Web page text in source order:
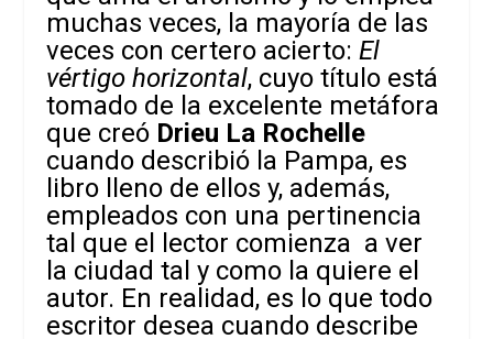
muchas veces, la mayoría de las
veces con certero acierto:El
vértigo horizontal, cuyo título está
tomado de la excelente metáfora
que creó Drieu La Rochelle
cuando describió la Pampa, es
libro lleno de ellos y, además,
empleados con una pertinencia
tal que el lector comienza a ver
la ciudad tal y como la quiere el
autor. En realidad, es lo que todo
escritor desea cuando describe